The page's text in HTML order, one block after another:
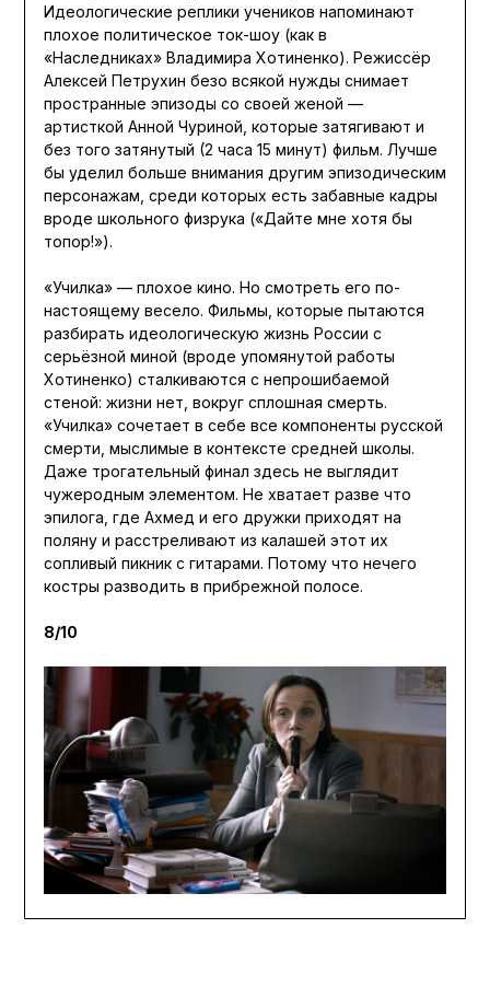
Идеологические реплики учеников напоминают
плохое политическое ток-шоу (как в
«Наследниках» Владимира Хотиненко). Режиссёр
Алексей Петрухин безо всякой нужды снимает
пространные эпизоды со своей женой —
артисткой Анной Чуриной, которые затягивают и
без того затянутый (2 часа 15 минут) фильм. Лучше
бы уделил больше внимания другим эпизодическим
персонажам, среди которых есть забавные кадры
вроде школьного физрука («Дайте мне хотя бы
топор!»).
«Училка» — плохое кино. Но смотреть его по-
настоящему весело. Фильмы, которые пытаются
разбирать идеологическую жизнь России с
серьёзной миной (вроде упомянутой работы
Хотиненко) сталкиваются с непрошибаемой
стеной: жизни нет, вокруг сплошная смерть.
«Училка» сочетает в себе все компоненты русской
смерти, мыслимые в контексте средней школы.
Даже трогательный финал здесь не выглядит
чужеродным элементом. Не хватает разве что
эпилога, где Ахмед и его дружки приходят на
поляну и расстреливают из калашей этот их
сопливый пикник с гитарами. Потому что нечего
костры разводить в прибрежной полосе.
8/10